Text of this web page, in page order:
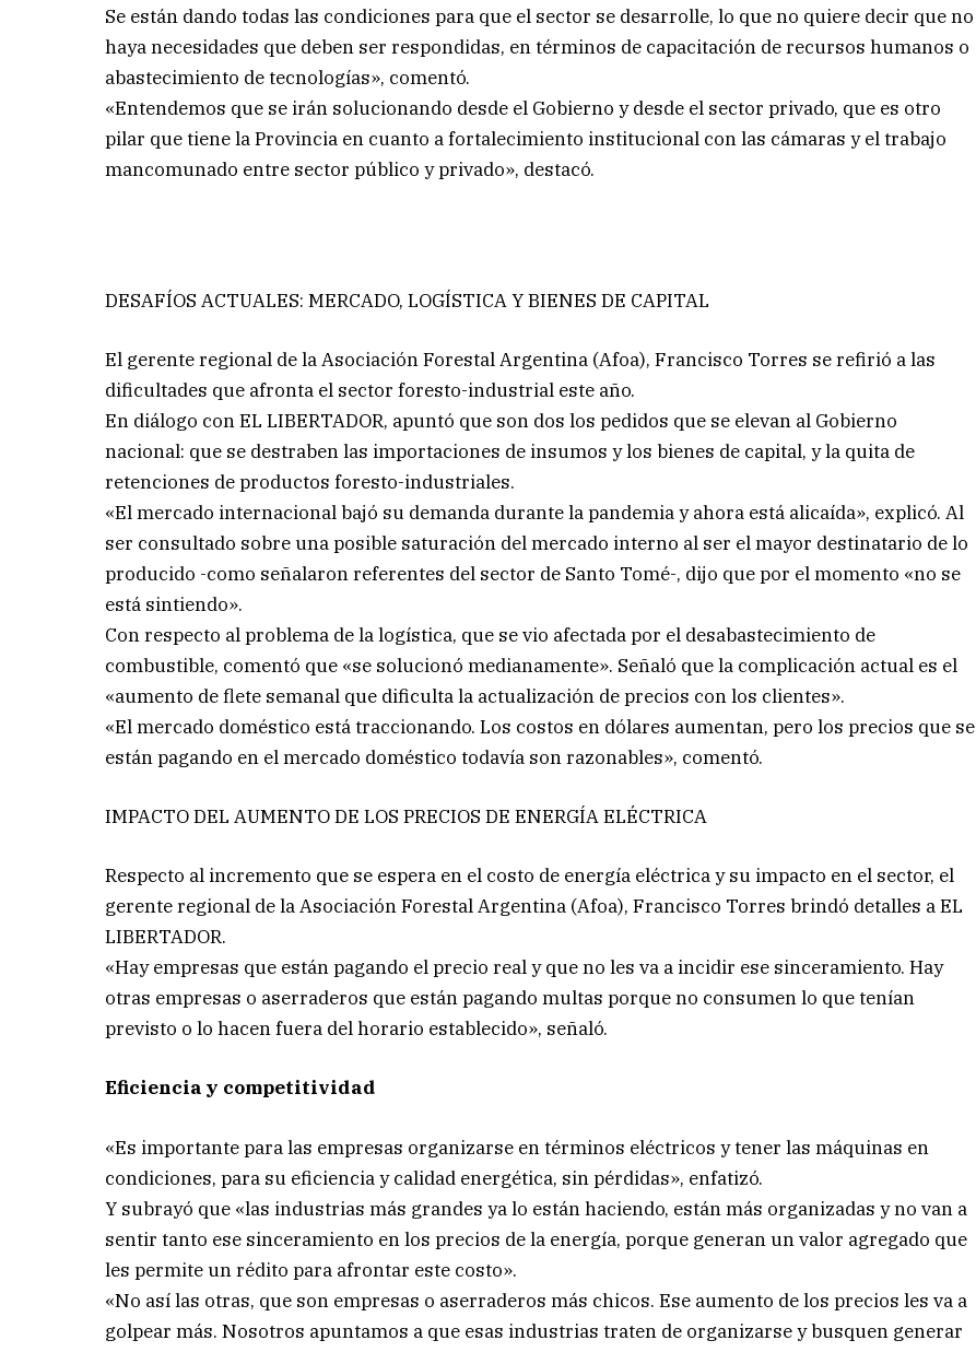
Se están dando todas las condiciones para que el sector se desarrolle, lo que no quiere decir que no
haya necesidades que deben ser respondidas, en términos de capacitación de recursos humanos o
abastecimiento de tecnologías», comentó.
«Entendemos que se irán solucionando desde el Gobierno y desde el sector privado, que es otro
pilar que tiene la Provincia en cuanto a fortalecimiento institucional con las cámaras y el trabajo
mancomunado entre sector público y privado», destacó.
DESAFÍOS ACTUALES: MERCADO, LOGÍSTICA Y BIENES DE CAPITAL
El gerente regional de la Asociación Forestal Argentina (Afoa), Francisco Torres se refirió a las
dificultades que afronta el sector foresto-industrial este año.
En diálogo con EL LIBERTADOR, apuntó que son dos los pedidos que se elevan al Gobierno
nacional: que se destraben las importaciones de insumos y los bienes de capital, y la quita de
retenciones de productos foresto-industriales.
«El mercado internacional bajó su demanda durante la pandemia y ahora está alicaída», explicó. Al
ser consultado sobre una posible saturación del mercado interno al ser el mayor destinatario de lo
producido -como señalaron referentes del sector de Santo Tomé-, dijo que por el momento «no se
está sintiendo».
Con respecto al problema de la logística, que se vio afectada por el desabastecimiento de
combustible, comentó que «se solucionó medianamente». Señaló que la complicación actual es el
«aumento de flete semanal que dificulta la actualización de precios con los clientes».
«El mercado doméstico está traccionando. Los costos en dólares aumentan, pero los precios que se
están pagando en el mercado doméstico todavía son razonables», comentó.
IMPACTO DEL AUMENTO DE LOS PRECIOS DE ENERGÍA ELÉCTRICA
Respecto al incremento que se espera en el costo de energía eléctrica y su impacto en el sector, el
gerente regional de la Asociación Forestal Argentina (Afoa), Francisco Torres brindó detalles a EL
LIBERTADOR.
«Hay empresas que están pagando el precio real y que no les va a incidir ese sinceramiento. Hay
otras empresas o aserraderos que están pagando multas porque no consumen lo que tenían
previsto o lo hacen fuera del horario establecido», señaló.
Eficiencia y competitividad
«Es importante para las empresas organizarse en términos eléctricos y tener las máquinas en
condiciones, para su eficiencia y calidad energética, sin pérdidas», enfatizó.
Y subrayó que «las industrias más grandes ya lo están haciendo, están más organizadas y no van a
sentir tanto ese sinceramiento en los precios de la energía, porque generan un valor agregado que
les permite un rédito para afrontar este costo».
«No así las otras, que son empresas o aserraderos más chicos. Ese aumento de los precios les va a
golpear más. Nosotros apuntamos a que esas industrias traten de organizarse y busquen generar